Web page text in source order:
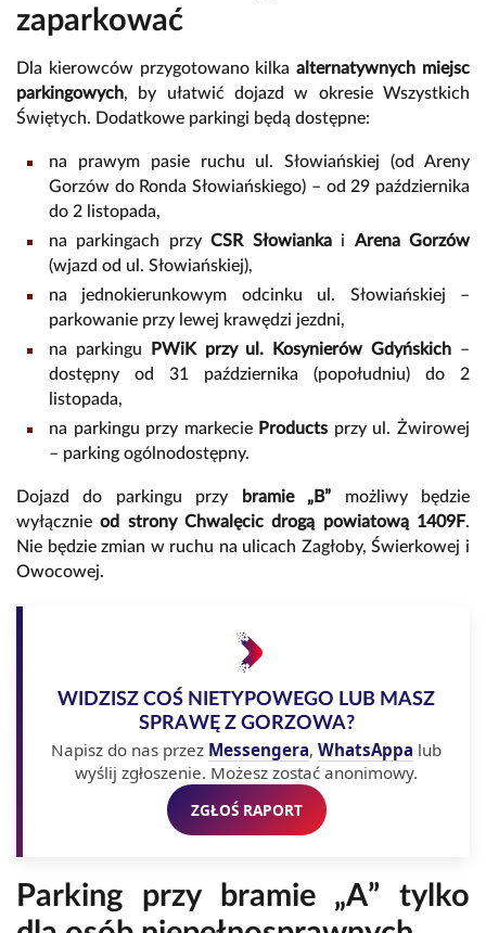
zaparkować
Dla kierowców przygotowano kilkaalternatywnych miejsc
parkingowych, by ułatwić dojazd w okresie Wszystkich
Świętych. Dodatkowe parkingi będą dostępne:
na prawym pasie ruchu ul. Słowiańskiej (od Areny
Gorzów do Ronda Słowiańskiego) – od 29 października
do 2 listopada,
na parkingach przyCSR Słowiankai Arena Gorzów
(wjazd od ul. Słowiańskiej),
na jednokierunkowym odcinku ul. Słowiańskiej –
parkowanie przy lewej krawędzi jezdni,
na parkingu
PWiK przy ul. Kosynierów Gdyńskich –
dostępny od 31 października (popołudniu) do 2
listopada,
na parkingu przy markecie Products przy ul. Żwirowej
– parking ogólnodostępny.
Dojazd do parkingu przy bramie „B” możliwy będzie
wyłącznieod strony Chwalęcic drogą powiatową 1409F.
Nie będzie zmian w ruchu na ulicach Zagłoby, Świerkowej i
Owocowej.
WIDZISZ COŚ NIETYPOWEGO LUB MASZ
SPRAWĘ Z GORZOWA?
Napisz do nas przez Messengera, WhatsAppa lub
wyślij zgłoszenie. Możesz zostać anonimowy.
ZGŁOŚ RAPORT
Parking przy bramie „A” tylko